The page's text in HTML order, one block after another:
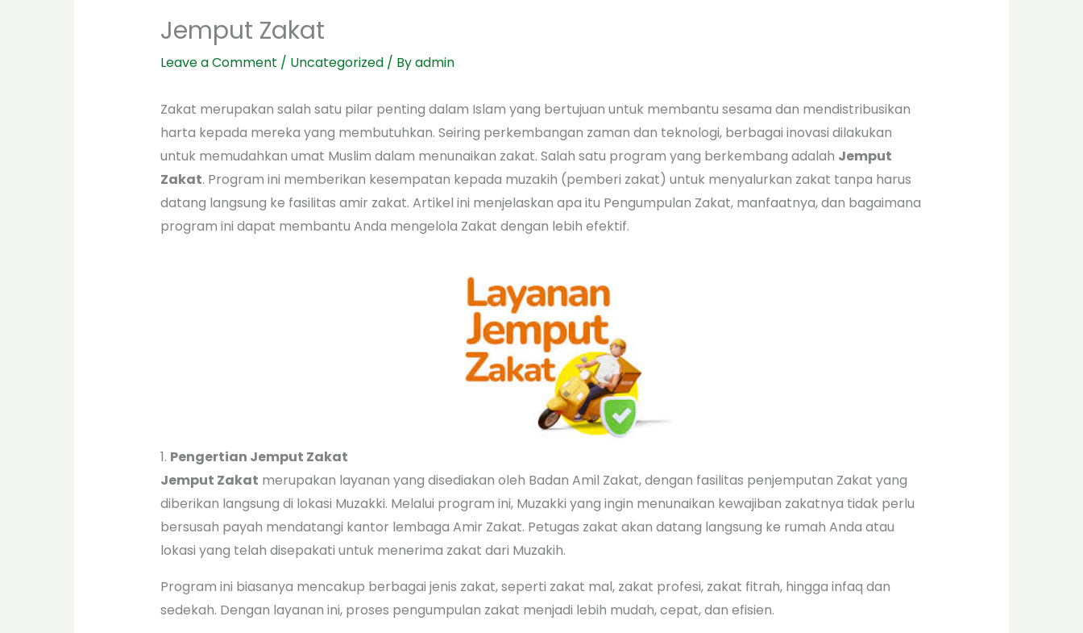
Jemput Zakat
Leave a Comment / Uncategorized/ Byadmin
Zakat merupakan salah satu pilar penting dalam Islam yang bertujuan untuk membantu sesama dan mendistribusikan
harta kepada mereka yang membutuhkan. Seiring perkembangan zaman dan teknologi, berbagai inovasi dilakukan
untuk memudahkan umat Muslim dalam menunaikan zakat. Salah satu program yang berkembang adalah Jemput
Zakat. Program ini memberikan kesempatan kepada muzakih (pemberi zakat) untuk menyalurkan zakat tanpa harus
datang langsung ke fasilitas amir zakat. Artikel ini menjelaskan apa itu Pengumpulan Zakat, manfaatnya, dan bagaimana
program ini dapat membantu Anda mengelola Zakat dengan lebih efektif.
1. Pengertian Jemput Zakat
Jemput Zakat merupakan layanan yang disediakan oleh Badan Amil Zakat, dengan fasilitas penjemputan Zakat yang
diberikan langsung di lokasi Muzakki. Melalui program ini, Muzakki yang ingin menunaikan kewajiban zakatnya tidak perlu
bersusah payah mendatangi kantor lembaga Amir Zakat. Petugas zakat akan datang langsung ke rumah Anda atau
lokasi yang telah disepakati untuk menerima zakat dari Muzakih.
Program ini biasanya mencakup berbagai jenis zakat, seperti zakat mal, zakat profesi, zakat fitrah, hingga infaq dan
sedekah. Dengan layanan ini, proses pengumpulan zakat menjadi lebih mudah, cepat, dan efisien.